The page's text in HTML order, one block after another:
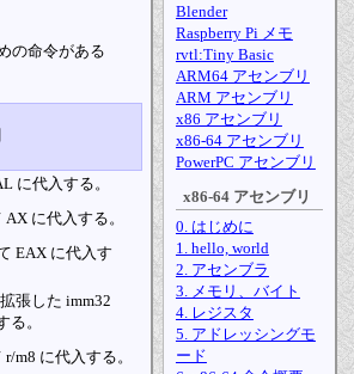
の命令がある
に代入する。
に代入する。
EAX に代入す
張した imm32
る。
m8 に代入する。
Blender
Raspberry Pi メモ
rvtl:Tiny Basic
ARM64 アセンブリ
ARM アセンブリ
x86 アセンブリ
x86-64 アセンブリ
PowerPC アセンブリ
x86-64 アセンブリ
0. はじめに
1. hello, world
2. アセンブラ
3. メモリ、バイト
4. レジスタ
5. アドレッシングモ
ード